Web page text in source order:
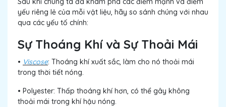
yếu riêng lẻ của mỗi vật liệu, hãy so sánh chúng với nhau
qua các yếu tố chính:
Sự Thoáng Khí và Sự Thoải Mái
• Viscose: Thoáng khí xuất sắc, làm cho nó thoải mái
trong thời tiết nóng.
• Polyester: Thấp thoáng khí hơn, có thể gây không
thoải mái trong khí hậu nóng.